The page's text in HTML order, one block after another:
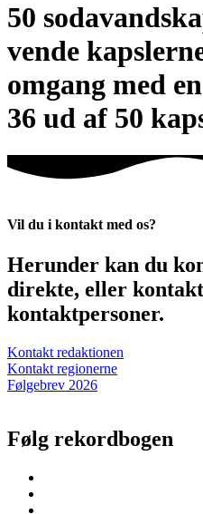
50
vende
omgang med
36 ud af 50
Vil du i kontakt med os?
Herunder kan du
direkte, eller
kontaktpersoner.
Kontakt redaktionen
Kontakt regionerne
Følgebrev 2026
Følg rekordbogen